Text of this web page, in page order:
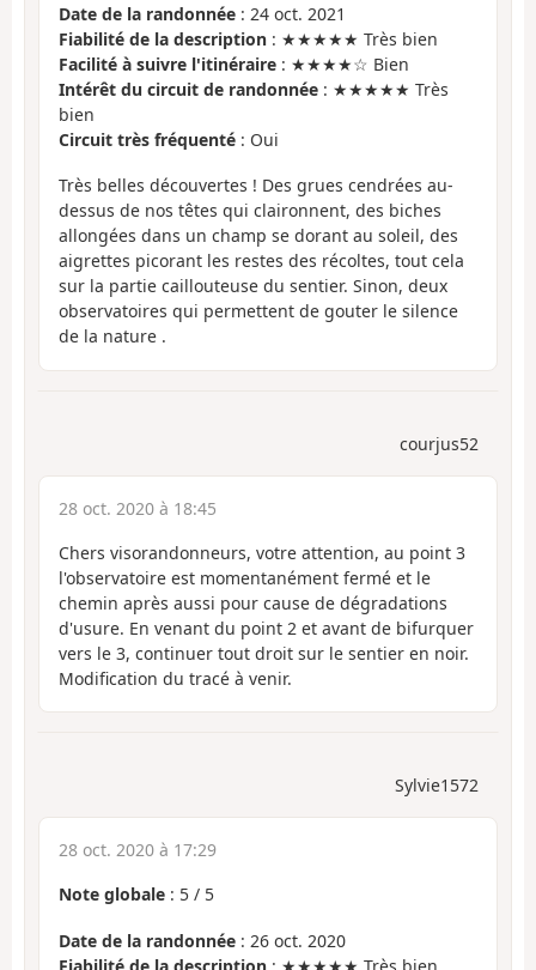
Date de la randonnée : 24 oct. 2021
Fiabilité de la description : ★★★★★ Très bien
Facilité à suivre l'itinéraire : ★★★★☆ Bien
Intérêt du circuit de randonnée : ★★★★★ Très
bien
Circuit très fréquenté : Oui
Très belles découvertes ! Des grues cendrées au-
dessus de nos têtes qui claironnent, des biches
allongées dans un champ se dorant au soleil, des
aigrettes picorant les restes des récoltes, tout cela
sur la partie caillouteuse du sentier. Sinon, deux
observatoires qui permettent de gouter le silence
de la nature .
courjus52
28 oct. 2020 à 18:45
Chers visorandonneurs, votre attention, au point 3
l'observatoire est momentanément fermé et le
chemin après aussi pour cause de dégradations
d'usure. En venant du point 2 et avant de bifurquer
vers le 3, continuer tout droit sur le sentier en noir.
Modification du tracé à venir.
Sylvie1572
28 oct. 2020 à 17:29
Note globale : 5 / 5
Date de la randonnée : 26 oct. 2020